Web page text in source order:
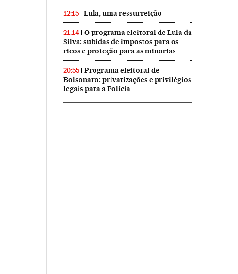
12:15 Lula, uma ressurreição
21:14
O programa eleitoral de Lula da
Silva: subidas de impostos para os
ricos e proteção para as minorias
20:55
Programa eleitoral de
Bolsonaro: privatizações e privilégios
legais para a Polícia